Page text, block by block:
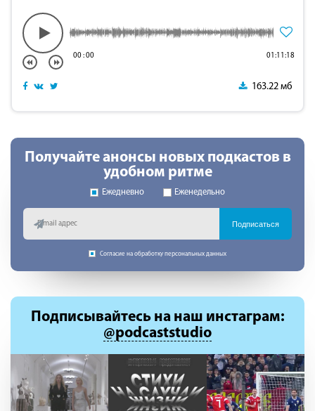
00:00 01:11:18
163.22 мб
Получайте анонсы новых подкастов в
удобном ритме
Ежедневно Еженедельно
Подписаться
Согласие на обработку персональных данных
Подписывайтесь на наш инстаграм:
@podcaststudio